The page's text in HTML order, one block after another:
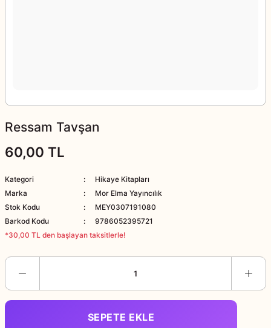
Ressam Tavşan
60,00 TL
Kategori
Hikaye Kitapları
Marka
Mor Elma Yayıncılık
Stok Kodu
MEY0307191080
Barkod Kodu
9786052395721
*30,00 TL den başlayan taksitlerle!
SEPETE EKLE